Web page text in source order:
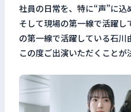
社員の日常を、特に“声”に込
そして現場の第一線で活躍
の第一線で活躍している石川
この度ご出演いただくことが